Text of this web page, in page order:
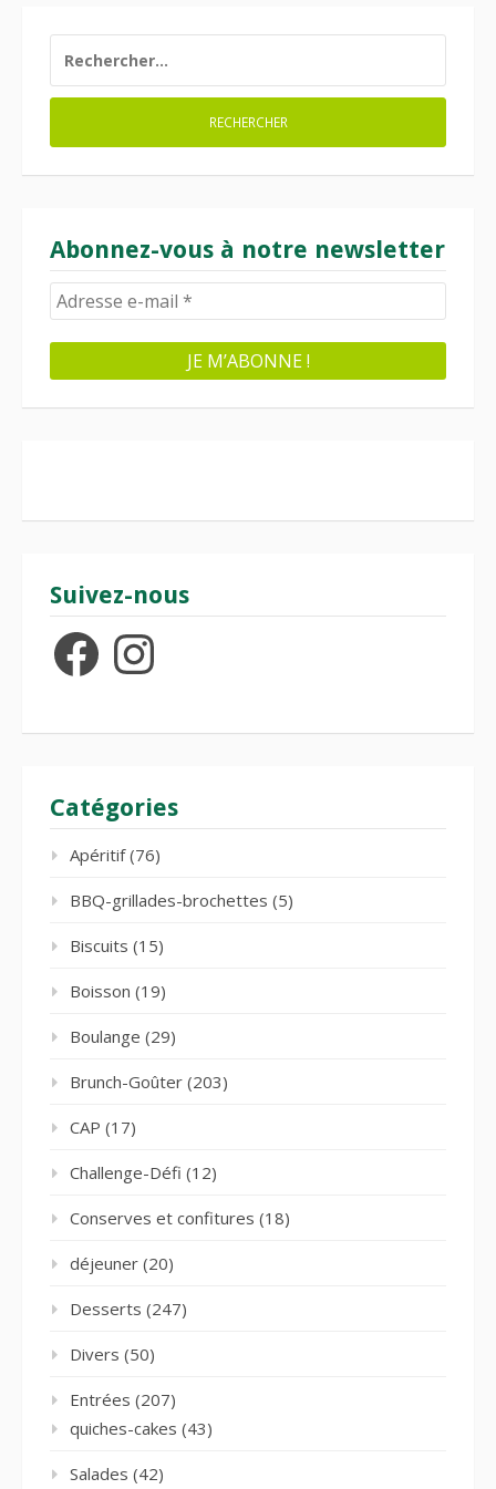
Abonnez-vous à notre newsletter
Suivez-nous
FacebookInstagram
Catégories
Apéritif(76)
BBQ-grillades-brochettes (5)
Biscuits (15)
Boisson (19)
Boulange (29)
Brunch-Goûter (203)
CAP (17)
Challenge-Défi (12)
Conserves et confitures (18)
déjeuner (20)
Desserts (247)
Divers (50)
Entrées (207)
quiches-cakes (43)
Salades (42)